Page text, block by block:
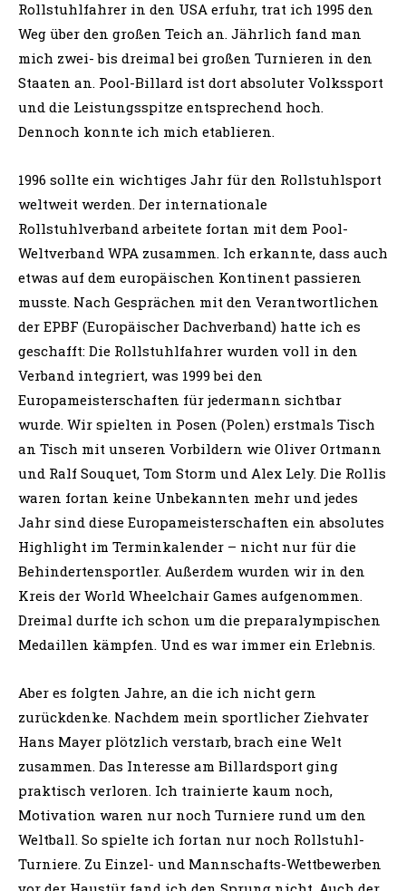
Rollstuhlfahrer in den USA erfuhr, trat ich 1995 den
Weg über den großen Teich an. Jährlich fand man
mich zwei- bis dreimal bei großen Turnieren in den
Staaten an. Pool-Billard ist dort absoluter Volkssport
und die Leistungsspitze entsprechend hoch.
Dennoch konnte ich mich etablieren.
1996 sollte ein wichtiges Jahr für den Rollstuhlsport
weltweit werden. Der internationale
Rollstuhlverband arbeitete fortan mit dem Pool-
Weltverband WPA zusammen. Ich erkannte, dass auch
etwas auf dem europäischen Kontinent passieren
musste. Nach Gesprächen mit den Verantwortlichen
der EPBF (Europäischer Dachverband) hatte ich es
geschafft: Die Rollstuhlfahrer wurden voll in den
Verband integriert, was 1999 bei den
Europameisterschaften für jedermann sichtbar
wurde. Wir spielten in Posen (Polen) erstmals Tisch
an Tisch mit unseren Vorbildern wie Oliver Ortmann
und Ralf Souquet, Tom Storm und Alex Lely. Die Rollis
waren fortan keine Unbekannten mehr und jedes
Jahr sind diese Europameisterschaften ein absolutes
Highlight im Terminkalender – nicht nur für die
Behindertensportler. Außerdem wurden wir in den
Kreis der World Wheelchair Games aufgenommen.
Dreimal durfte ich schon um die preparalympischen
Medaillen kämpfen. Und es war immer ein Erlebnis.
Aber es folgten Jahre, an die ich nicht gern
zurückdenke. Nachdem mein sportlicher Ziehvater
Hans Mayer plötzlich verstarb, brach eine Welt
zusammen. Das Interesse am Billardsport ging
praktisch verloren. Ich trainierte kaum noch,
Motivation waren nur noch Turniere rund um den
Weltball. So spielte ich fortan nur noch Rollstuhl-
Turniere. Zu Einzel- und Mannschafts-Wettbewerben